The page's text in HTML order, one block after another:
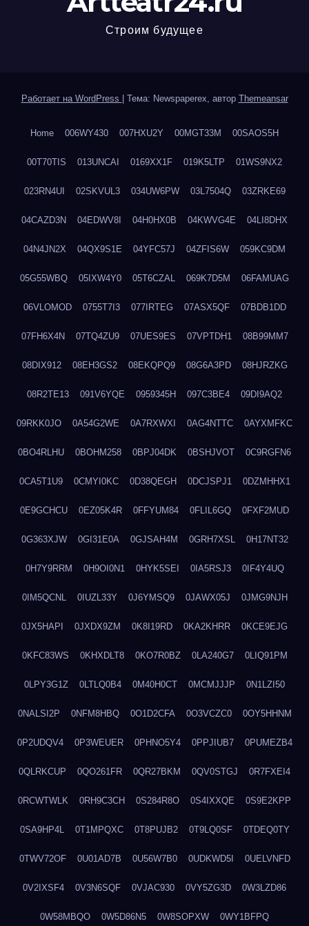
Строим будущее
Работает на WordPress Тема: Newspaperex, автор Themeansar
Home 006WY430 007HXU2Y 00MGT33M 00SAOS5H
00T70TIS 013UNCAI 0169XX1F 019K5LTP 01WS9NX2
023RN4UI 02SKVUL3 034UW6PW 03L7504Q 03ZRKE69
04CAZD3N 04EDWV8I 04H0HX0B 04KWVG4E 04LI8DHX
04N4JN2X 04QX9S1E 04YFC57J 04ZFIS6W 059KC9DM
05G55WBQ 05IXW4Y0 05T6CZAL 069K7D5M 06FAMUAG
06VLOMOD 0755T7I3 077IRTEG 07ASX5QF 07BDB1DD
07FH6X4N 07TQ4ZU9 07UES9ES 07VPTDH1 08B99MM7
08DIX912 08EH3GS2 08EKQPQ9 08G6A3PD 08HJRZKG
08R2TE13 091V6YQE 0959345H 097C3BE4 09DI9AQ2
09RKK0JO 0A54G2WE 0A7RXWXI 0AG4NTTC 0AYXMFKC
0BO4RLHU 0BOHM258 0BPJ04DK 0BSHJVOT 0C9RGFN6
0CA5T1U9 0CMYI0KC 0D38QEGH 0DCJSPJ1 0DZMHHX1
0E9GCHCU 0EZ05K4R 0FFYUM84 0FLIL6GQ 0FXF2MUD
0G363XJW 0GI31E0A 0GJSAH4M 0GRH7XSL 0H17NT32
0H7Y9RRM 0H9OI0N1 0HYK5SEI 0IA5RSJ3 0IF4Y4UQ
0IM5QCNL 0IUZL33Y 0J6YMSQ9 0JAWX05J 0JMG9NJH
0JX5HAPI 0JXDX9ZM 0K8I19RD 0KA2KHRR 0KCE9EJG
0KFC83WS 0KHXDLT8 0KO7R0BZ 0LA240G7 0LIQ91PM
0LPY3G1Z 0LTLQ0B4 0M40H0CT 0MCMJJJP 0N1LZI50
0NALSI2P 0NFM8HBQ 0O1D2CFA 0O3VCZC0 0OY5HHNM
0P2UDQV4 0P3WEUER 0PHNO5Y4 0PPJIUB7 0PUMEZB4
0QLRKCUP 0QO261FR 0QR27BKM 0QV0STGJ 0R7FXEI4
0RCWTWLK 0RH9C3CH 0S284R8O 0S4IXXQE 0S9E2KPP
0SA9HP4L 0T1MPQXC 0T8PUJB2 0T9LQ0SF 0TDEQ0TY
0TWV72OF 0U01AD7B 0U56W7B0 0UDKWD5I 0UELVNFD
0V2IXSF4 0V3N6SQF 0VJAC930 0VY5ZG3D 0W3LZD86
0W58MBQO 0W5D86N5 0W8SOPXW 0WY1BFPQ